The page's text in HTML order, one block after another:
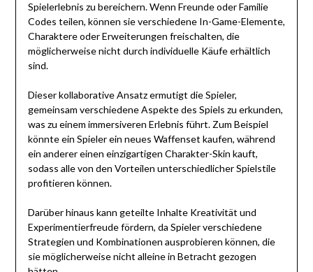
Spielerlebnis zu bereichern. Wenn Freunde oder Familie
Codes teilen, können sie verschiedene In-Game-Elemente,
Charaktere oder Erweiterungen freischalten, die
möglicherweise nicht durch individuelle Käufe erhältlich
sind.
Dieser kollaborative Ansatz ermutigt die Spieler,
gemeinsam verschiedene Aspekte des Spiels zu erkunden,
was zu einem immersiveren Erlebnis führt. Zum Beispiel
könnte ein Spieler ein neues Waffenset kaufen, während
ein anderer einen einzigartigen Charakter-Skin kauft,
sodass alle von den Vorteilen unterschiedlicher Spielstile
profitieren können.
Darüber hinaus kann geteilte Inhalte Kreativität und
Experimentierfreude fördern, da Spieler verschiedene
Strategien und Kombinationen ausprobieren können, die
sie möglicherweise nicht alleine in Betracht gezogen